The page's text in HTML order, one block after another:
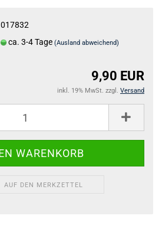
017832
ca. 3-4 Tage(Ausland abweichend)
9,90 EUR
inkl. 19% MwSt. zzgl. Versand
AUF DEN MERKZETTEL